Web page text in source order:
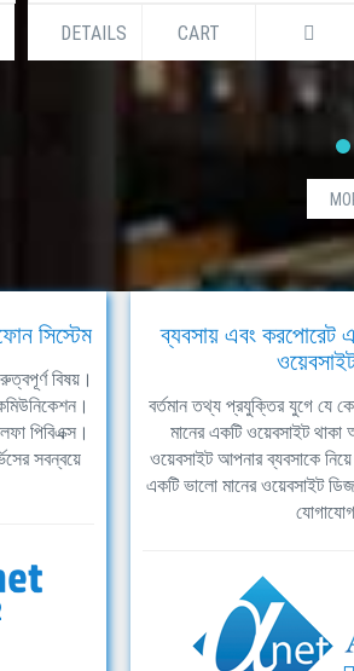
DETAILS CART
সিস্টেম
বিষয়।
পিবিএক্স।
সবন্বয়ে
ব্যবসায় এবং করপোরেট
বর্তমান তথ্য প্রযুক্তির যুগে যে
মানের একটি ওয়েবসাইট থাকা
ওয়েবসাইট আপনার ব্যবসাকে
একটি ভালো মানের ওয়েবসাইট